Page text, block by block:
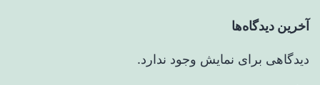
آخرین دیدگاه‌ها
دیدگاهی برای نمایش وجود ندارد.